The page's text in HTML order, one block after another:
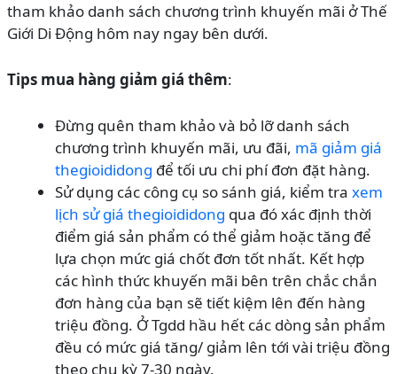
tham khảo danh sách chương trình khuyến mãi ở Thế
Giới Di Động hôm nay ngay bên dưới.
Tips mua hàng giảm giá thêm:
Đừng quên tham khảo và bỏ lỡ danh sách
chương trình khuyến mãi, ưu đãi, mã giảm giá
thegioididong để tối ưu chi phí đơn đặt hàng.
Sử dụng các công cụ so sánh giá, kiểm tra xem
lịch sử giá thegioididong qua đó xác định thời
điểm giá sản phẩm có thể giảm hoặc tăng để
lựa chọn mức giá chốt đơn tốt nhất. Kết hợp
các hình thức khuyến mãi bên trên chắc chắn
đơn hàng của bạn sẽ tiết kiệm lên đến hàng
triệu đồng. Ở Tgdd hầu hết các dòng sản phẩm
đều có mức giá tăng/ giảm lên tới vài triệu đồng
theo chu kỳ 7-30 ngày.